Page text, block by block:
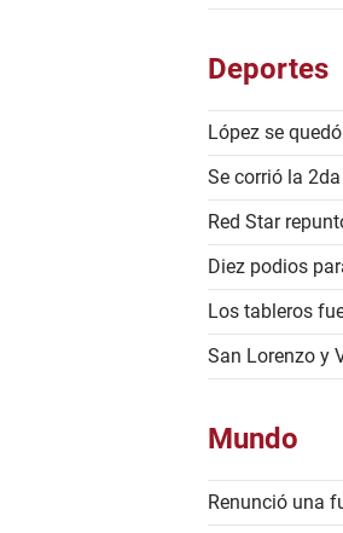
Deportes
López se
Se corrió la
Red Star
Diez podios
Los tableros
San Lorenzo y
Mundo
Renunció una